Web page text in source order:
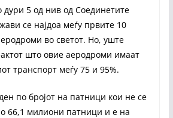
5 од нив од Соединетите
се најдоа меѓу првите 10
во светот. Но, уште
што овие аеродроми имаат
транспорт меѓу 75 и 95%.
по бројот на патници кои не се
66,1 милиони патници и е на